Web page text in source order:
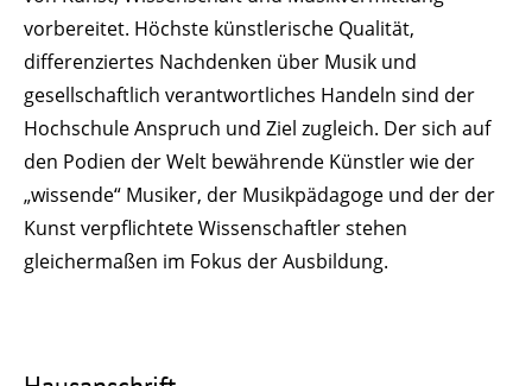
vorbereitet. Höchste künstlerische Qualität,
differenziertes Nachdenken über Musik und
gesellschaftlich verantwortliches Handeln sind der
Hochschule Anspruch und Ziel zugleich. Der sich auf
den Podien der Welt bewährende Künstler wie der
„wissende“ Musiker, der Musikpädagoge und der der
Kunst verpflichtete Wissenschaftler stehen
gleichermaßen im Fokus der Ausbildung.